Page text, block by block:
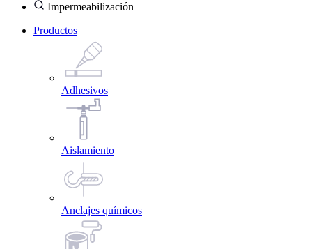
Impermeabilización
Productos
Adhesivos
Aislamiento
Anclajes químicos